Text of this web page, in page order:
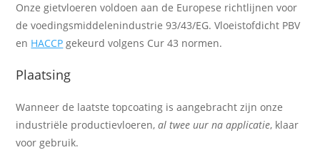
Onze gietvloeren voldoen aan de Europese richtlijnen voor
de voedingsmiddelenindustrie 93/43/EG. Vloeistofdicht PBV
en HACCP gekeurd volgens Cur 43 normen.
Plaatsing
Wanneer de laatste topcoating is aangebracht zijn onze
industriële productievloeren,al twee uur na applicatie, klaar
voor gebruik.